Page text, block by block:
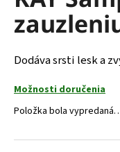
z
hviezdičiek.
Dodáva srsti lesk a
Možnosti doručenia
Položka bola
á
j
s
ť
?